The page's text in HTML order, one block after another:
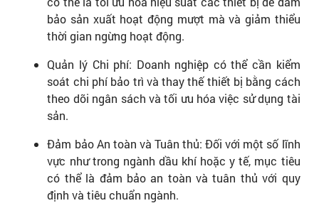
bảo sản xuất hoạt động mượt mà và giảm thiểu
thời gian ngừng hoạt động.
Quản lý Chi phí: Doanh nghiệp có thể cần kiểm
soát chi phí bảo trì và thay thế thiết bị bằng cách
theo dõi ngân sách và tối ưu hóa việc sử dụng tài
sản.
Đảm bảo An toàn và Tuân thủ: Đối với một số lĩnh
vực như trong ngành dầu khí hoặc y tế, mục tiêu
có thể là đảm bảo an toàn và tuân thủ với quy
định và tiêu chuẩn ngành.